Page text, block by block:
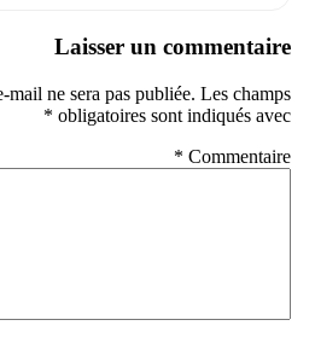
Laisser un commentaire
mail ne sera pas publiée. Les champs
obligatoires sont indiqués avec
*
Commentaire
*